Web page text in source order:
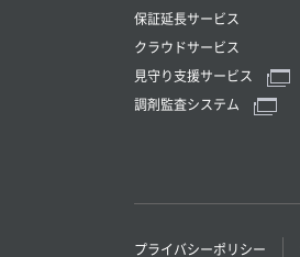
保証延長サービス
クラウドサービス
見守り支援サービス
調剤監査システム
プライバシーポリシー